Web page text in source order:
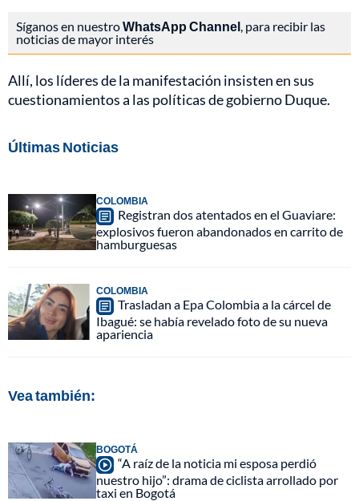
Síganos en nuestroWhatsApp Channel , para recibir las
noticias de mayor interés
Allí, los líderes de la manifestación insisten en sus
cuestionamientos a las políticas de gobierno Duque.
Últimas Noticias
COLOMBIA
Registran dos atentados en el Guaviare:
explosivos fueron abandonados en carrito de
hamburguesas
COLOMBIA
Trasladan a Epa Colombia a la cárcel de
Ibagué: se había revelado foto de su nueva
apariencia
Vea también:
BOGOTÁ
“A raíz de la noticia mi esposa perdió
nuestro hijo”: drama de ciclista arrollado por
taxi en Bogotá